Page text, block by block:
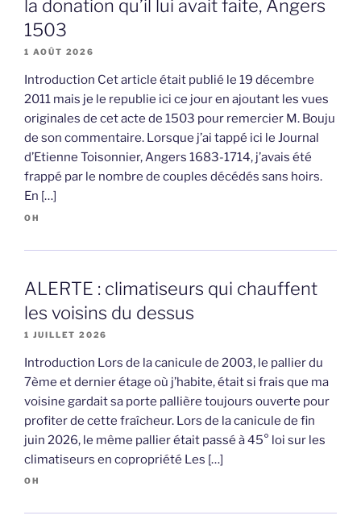
la donation qu’il lui avait faite, Angers
1503
1 AOÛT 2026
Introduction Cet article était publié le 19 décembre
2011 mais je le republie ici ce jour en ajoutant les vues
originales de cet acte de 1503 pour remercier M. Bouju
de son commentaire. Lorsque j’ai tappé ici le Journal
d’Etienne Toisonnier, Angers 1683-1714, j’avais été
frappé par le nombre de couples décédés sans hoirs.
En […]
OH
ALERTE : climatiseurs qui chauffent
les voisins du dessus
1 JUILLET 2026
Introduction Lors de la canicule de 2003, le pallier du
7ème et dernier étage où j’habite, était si frais que ma
voisine gardait sa porte pallière toujours ouverte pour
profiter de cette fraîcheur. Lors de la canicule de fin
juin 2026, le même pallier était passé à 45° loi sur les
climatiseurs en copropriété Les […]
OH